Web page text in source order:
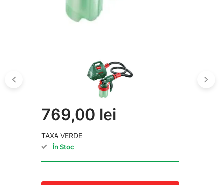
769,00 lei
TAXA VERDE
În Stoc